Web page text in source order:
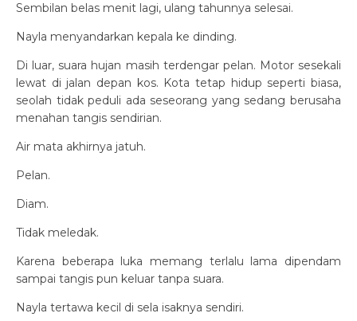
Sembilan belas menit lagi, ulang tahunnya selesai.
Nayla menyandarkan kepala ke dinding.
Di luar, suara hujan masih terdengar pelan. Motor sesekali
lewat di jalan depan kos. Kota tetap hidup seperti biasa,
seolah tidak peduli ada seseorang yang sedang berusaha
menahan tangis sendirian.
Air mata akhirnya jatuh.
Pelan.
Diam.
Tidak meledak.
Karena beberapa luka memang terlalu lama dipendam
sampai tangis pun keluar tanpa suara.
Nayla tertawa kecil di sela isaknya sendiri.